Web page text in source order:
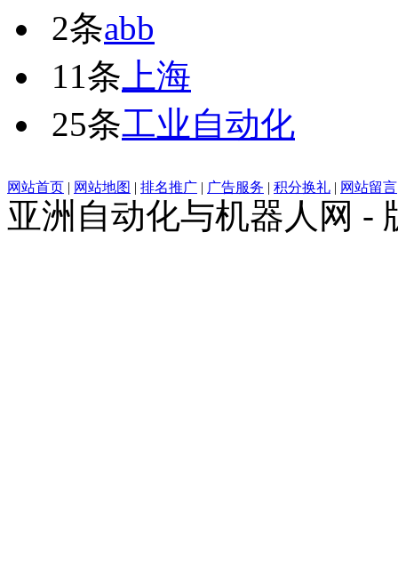
2条abb
11条 上海
25条工业自动化
网站首页 | 网站地图 | 排名推广 | 广告服务 | 积分换礼 | 网站留言
亚洲自动化与机器人网 -